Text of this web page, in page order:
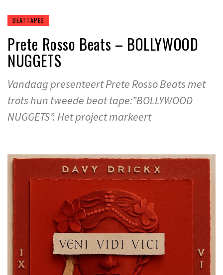
BEATTAPES
Prete Rosso Beats – BOLLYWOOD
NUGGETS
Vandaag presenteert Prete Rosso Beats met
trots hun tweede beat tape:”BOLLYWOOD
NUGGETS”. Het project markeert